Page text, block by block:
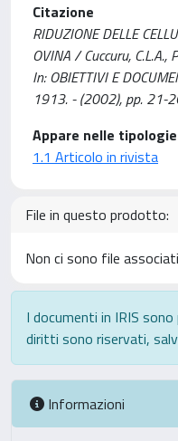
Citazione
RIDUZIONE DELLE
OVINA / Cuccuru, C.L.A.,
In: OBIETTIVI E
1913. - (2002), pp. 21-
Appare nelle
1.1 Articolo in rivista
File in questo prodotto:
Non ci sono file
I documenti in IRIS
diritti sono riservati,
Informazioni